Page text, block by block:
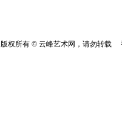
版权所有 © 云峰艺术网，请勿转载